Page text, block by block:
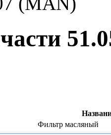
Фильтр масляный